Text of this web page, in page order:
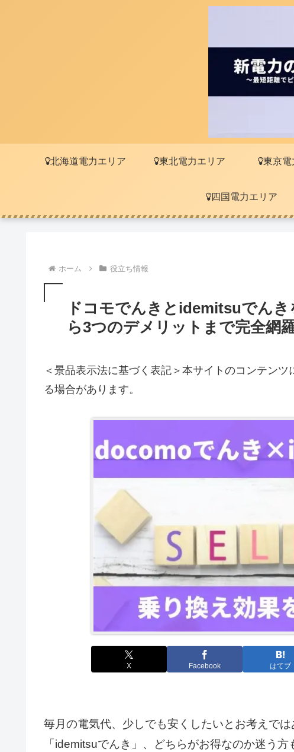
北海道電力エリア 東北電力エリア 東京電
四国電力エリア
ホーム 役立ち情報
ドコモでんきとidemitsuでん
ら3つのデメリットまで完全網羅
＜景品表示法に基づく表記＞本サイトのコンテン
る場合があります。
X Facebook はてブ
毎月の電気代、少しでも安くしたいとお考えで
「idemitsuでんき」、どちらがお得なのか迷う